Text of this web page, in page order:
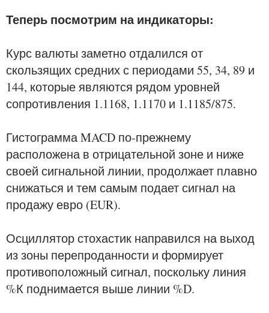
Теперь посмотрим на индикаторы:
Курс валюты заметно отдалился от
скользящих средних с периодами 55, 34, 89 и
144, которые являются рядом уровней
сопротивления 1.1168, 1.1170 и 1.1185/875.
Гистограмма MACD по-прежнему
расположена в отрицательной зоне и ниже
своей сигнальной линии, продолжает плавно
снижаться и тем самым подает сигнал на
продажу евро (EUR).
Осциллятор стохастик направился на выход
из зоны перепроданности и формирует
противоположный сигнал, поскольку линия
%К поднимается выше линии %D.